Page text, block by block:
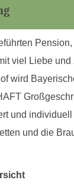
viel Liebe
wird
und
und die